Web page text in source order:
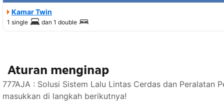
Kamar Twin
1 single dan 1 double
Aturan menginap
777AJA : Solusi Sistem Lalu Lintas Cerdas dan Peralatan
masukkan di langkah berikutnya!